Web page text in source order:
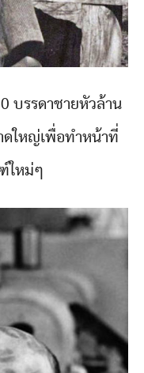
บรรดาชายหัวล้าน
ดใหญ่เพื่อทำหน้าที่
ใหม่ๆ